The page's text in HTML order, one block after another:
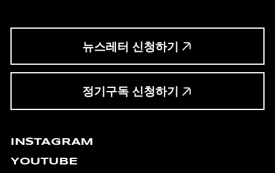
뉴스레터 신청하기
정기구독 신청하기
INSTAGRAM
YOUTUBE